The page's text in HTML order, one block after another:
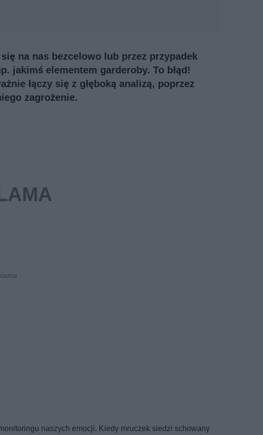
na nas bezcelowo lub przez przypadek
jakimś elementem garderoby. To błąd!
łączy się z głęboką analizą, poprzez
zagrożenie.
naszych emocji. Kiedy mruczek siedzi schowany